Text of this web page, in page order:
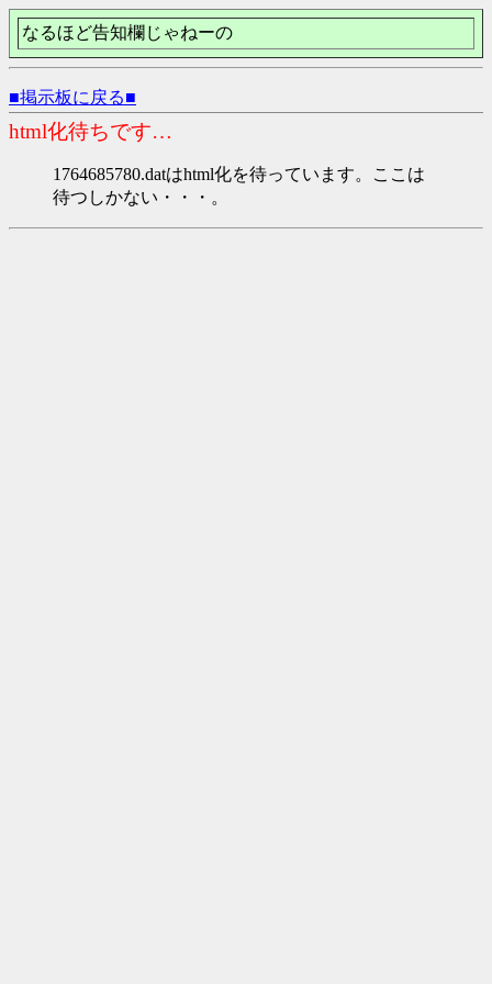
なるほど告知欄じゃねーの
■掲示板に戻る■
html化待ちです…
1764685780.datはhtml化を待っています。ここは
待つしかない・・・。